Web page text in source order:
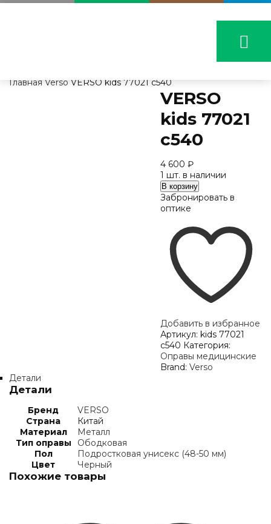
Главная Verso VERSO kids 77021 c540
VERSO
kids 77021
c540
4 600 ₽
1 шт. в наличии
Количество
VERSO
kids
c540
В корзину
Забронировать в
оптике
Добавить в избранное
Артикул: kids 77021
c540 Категория:
Оправы медицинские
Brand: Verso
Детали
Детали
Бренд
VERSO
Страна
Китай
Материал
Металл
Тип оправы
Ободковая
Пол
Подростковая унисекс (48-50 мм)
Цвет
Черный
Похожие товары